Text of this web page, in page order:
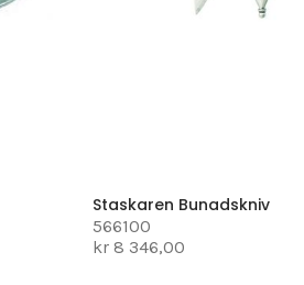
Staskaren Bunadskniv
566100
kr 8 346,00